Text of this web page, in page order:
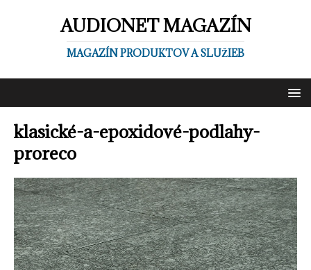
AUDIONET MAGAZÍN
MAGAZÍN PRODUKTOV A SLUŽIEB
klasické-a-epoxidové-podlahy-
proreco